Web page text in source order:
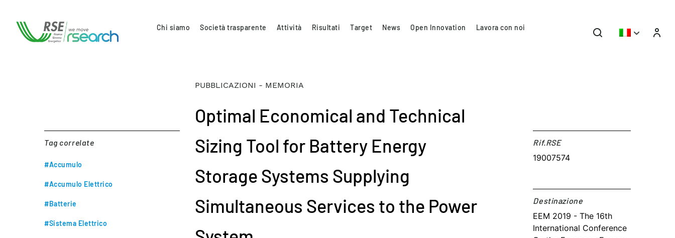
Chi siamo Società trasparente Attività Risultati Target News Open Innovation Lavora con noi
Tag correlate
#Accumulo
#Accumulo Elettrico
#Batterie
#Sistema Elettrico
PUBBLICAZIONI - MEMORIA
Optimal Economical and Technical
Sizing Tool for Battery Energy
Storage Systems Supplying
Simultaneous Services to the Power
Rif.RSE​
19007574
Destinazione​
EEM 2019 - The 16th
International Conference